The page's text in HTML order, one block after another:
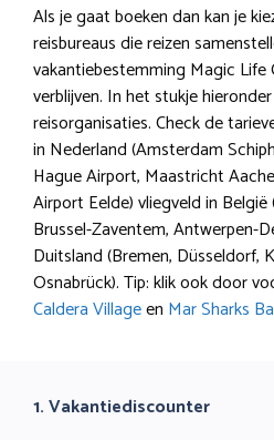
Als je gaat boeken dan kan je
reisbureaus die reizen
vakantiebestemming Magic Life
verblijven. In het stukje
reisorganisaties. Check de
in Nederland (Amsterdam
Hague Airport, Maastricht
Airport Eelde) vliegveld in België
Brussel-Zaventem, Antwerpen-
Duitsland (Bremen, Düsseldorf,
Osnabrück). Tip: klik ook door
Caldera Villageen Mar Sharks
1. Vakantiediscounter